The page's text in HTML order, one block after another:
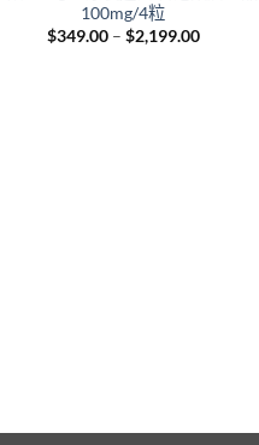
100mg/4粒
$349.00 – $2,199.00Price